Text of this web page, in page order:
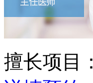
擅长项目：